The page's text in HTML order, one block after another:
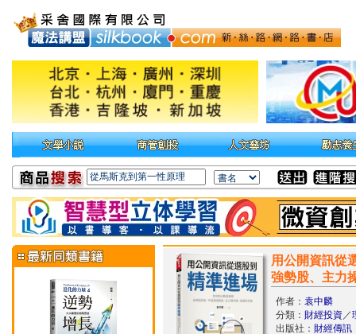
用公開資訊從
強勢股、主力
作者： 袁中麟
分類： 財經投資／
出版社： 財經傳訊